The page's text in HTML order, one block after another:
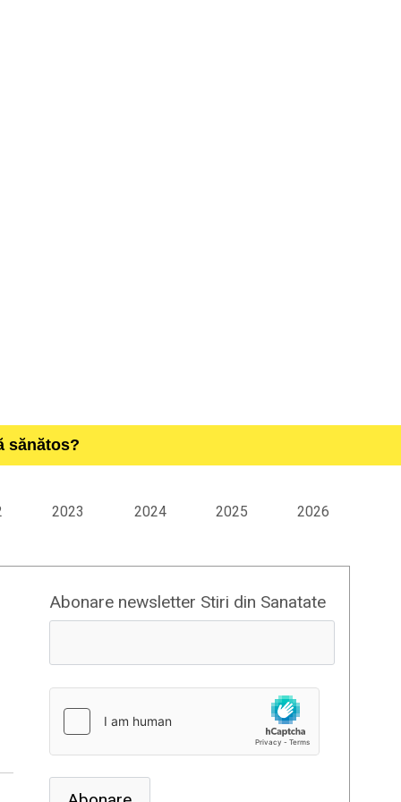
sănătos?
2023 2024 2025 2026
Abonare newsletter Stiri din Sanatate